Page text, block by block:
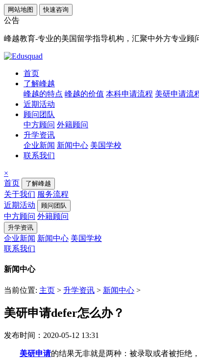
网站地图 快速咨询
公告
峰越教育-专业的美国留学指导机构，汇聚中外方专业顾
首页
了解峰越
峰越的特点 峰越的价值 本科申请流程 美研申请流
近期活动
顾问团队
中方顾问 外籍顾问
升学资讯
企业新闻 新闻中心 美国学校
联系我们
×
首页
了解峰越
关于我们 服务流程
近期活动
顾问团队
中方顾问 外籍顾问
升学资讯
企业新闻 新闻中心 美国学校
联系我们
新闻中心
当前位置: 主页 > 升学资讯 > 新闻中心 >
美研申请defer怎么办？
发布时间：2020-05-12 13:31
美研申请的结果无非就是两种：被录取或者被拒绝